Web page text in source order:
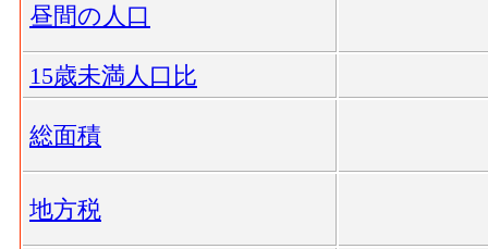
昼間の人口
15歳未満人口比
総面積
地方税